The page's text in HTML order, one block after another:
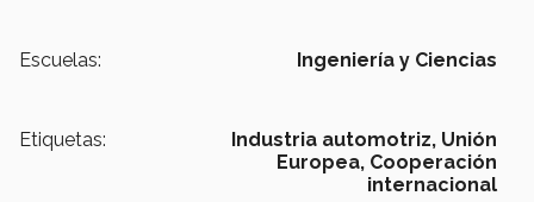
Escuelas: Ingeniería y Ciencias
Etiquetas: Industria automotriz, Unión
Europea, Cooperación
internacional